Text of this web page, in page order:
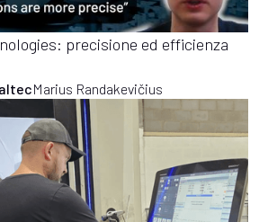
precisione ed efficienza
Marius Randakevičius